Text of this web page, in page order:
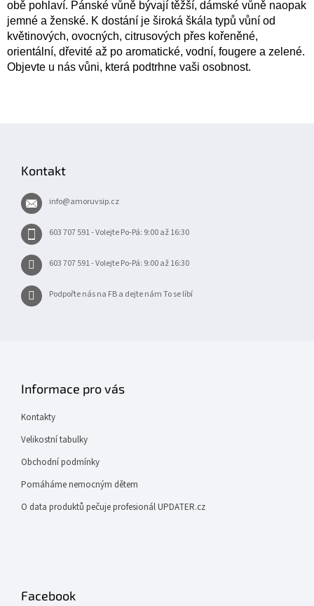
obě pohlaví. Pánské vůně bývají těžší, dámské vůně naopak
jemné a ženské. K dostání je široká škála typů vůní od
květinových, ovocných, citrusových přes kořeněné,
orientální, dřevité až po aromatické, vodní, fougere a zelené.
Objevte u nás vůni, která podtrhne vaši osobnost.
Kontakt
info@amoruvsip.cz
603 707 591 - Volejte Po-Pá: 9:00 až 16:30
603 707 591 - Volejte Po-Pá: 9:00 až 16:30
Podpořte nás na FB a dejte nám To se líbí
Informace pro vás
Kontakty
Velikostní tabulky
Obchodní podmínky
Pomáháme nemocným dětem
O data produktů pečuje profesionál UPDATER.cz
Facebook